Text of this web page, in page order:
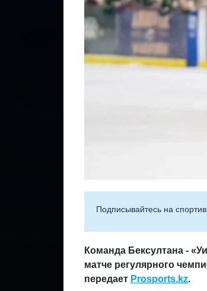
Подписывайтесь на
Команда Бексултана -
матче регулярного
передает Prosports.kz.